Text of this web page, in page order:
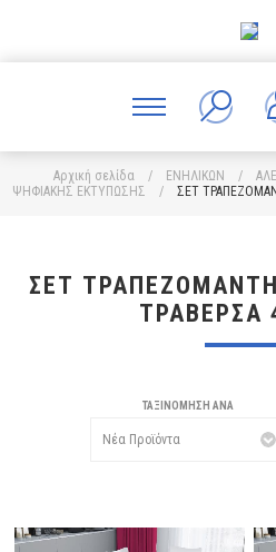
Αρχική σελίδα / ΕΝΗΛΙΚΩΝ /
ΨΗΦΙΑΚΗΣ ΕΚΤΥΠΩΣΗΣ
/ ΣΕΤ
ΣΕΤ
ΤΡΑΒΕΡΣΑ
ΤΑΞΙΝΌΜΗΣΗ ΑΝΆ